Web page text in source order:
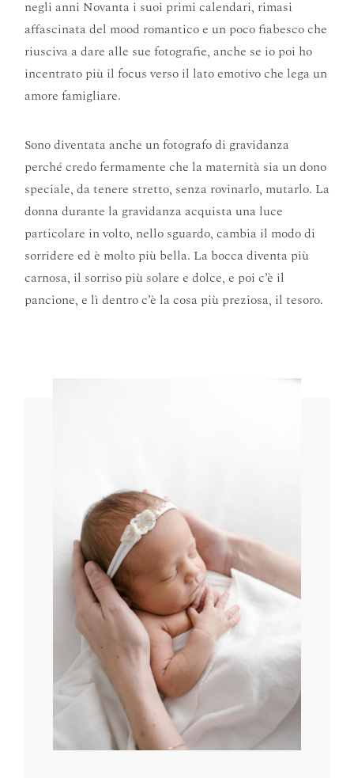
negli anni Novanta i suoi primi calendari, rimasi
affascinata del mood romantico e un poco fiabesco che
riusciva a dare alle sue fotografie, anche se io poi ho
incentrato più il focus verso il lato emotivo che lega un
amore famigliare.
Sono diventata anche un fotografo di gravidanza
perché credo fermamente che la maternità sia un dono
speciale, da tenere stretto, senza rovinarlo, mutarlo. La
donna durante la gravidanza acquista una luce
particolare in volto, nello sguardo, cambia il modo di
sorridere ed è molto più bella. La bocca diventa più
carnosa, il sorriso più solare e dolce, e poi c’è il
pancione, e lì dentro c’è la cosa più preziosa, il tesoro.